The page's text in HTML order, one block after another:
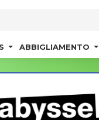
ABBIGLIAMENTO